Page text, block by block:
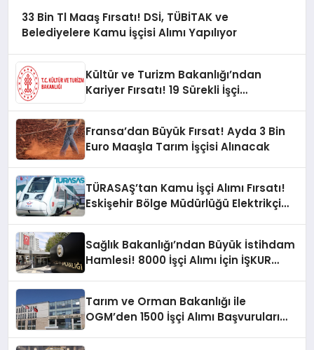
33 Bin Tl Maaş Fırsatı! DSİ, TÜBİTAK ve
Belediyelere Kamu İşçisi Alımı Yapılıyor
Kültür ve Turizm Bakanlığı’ndan
Kariyer Fırsatı! 19 Sürekli İşçi
Fransa’dan Büyük Fırsat! Ayda 3 Bin
Euro Maaşla Tarım İşçisi Alınacak
TÜRASAŞ’tan Kamu İşçi Alımı Fırsatı!
Eskişehir Bölge Müdürlüğü Elektrikçi
Sağlık Bakanlığı’ndan Büyük İstihdam
Hamlesi! 8000 İşçi Alımı İçin İŞKUR
Tarım ve Orman Bakanlığı ile
OGM’den 1500 İşçi Alımı Başvuruları